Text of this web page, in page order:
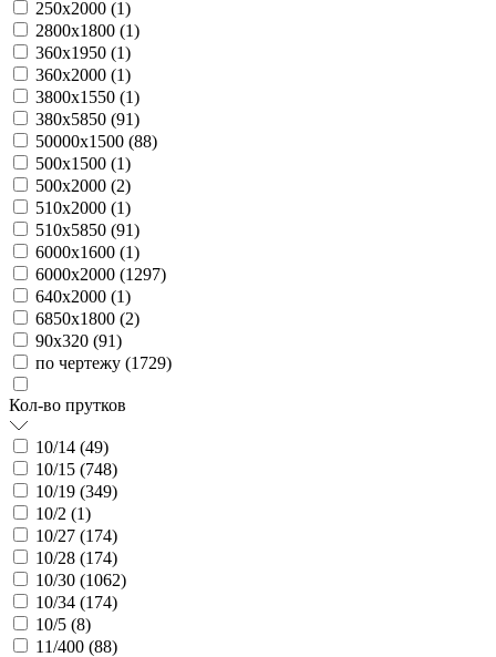
250х2000 (1)
2800х1800 (1)
360х1950 (1)
360х2000 (1)
3800х1550 (1)
380х5850 (91)
50000х1500 (88)
500х1500 (1)
500х2000 (2)
510х2000 (1)
510х5850 (91)
6000х1600 (1)
6000х2000 (1297)
640х2000 (1)
6850х1800 (2)
90х320 (91)
по чертежу (1729)
Кол-во прутков
10/14 (49)
10/15 (748)
10/19 (349)
10/2 (1)
10/27 (174)
10/28 (174)
10/30 (1062)
10/34 (174)
10/5 (8)
11/400 (88)